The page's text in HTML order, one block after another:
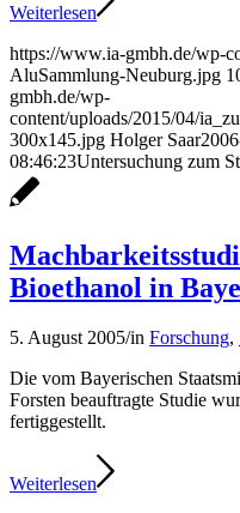
Weiterlesen
https://www.ia-gmbh.de/wp-
AluSammlung-Neuburg.jpg
gmbh.de/wp-
content/uploads/2015/04/
300x145.jpg Holger Saar
08:46:23Untersuchung zum
Bioethanol in
5. August 2005/in Forschung,
Die vom Bayerischen
Forsten beauftragte Studie
fertiggestellt.
Weiterlesen